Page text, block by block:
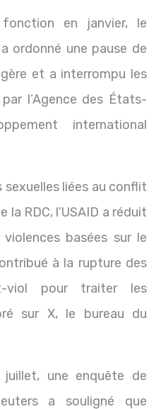
en janvier, le
ordonné une pause de
et a interrompu les
l’Agence des États-
international
sexuelles liées au conflit
la RDC, l’USAID a réduit
basées sur le
à la rupture des
viol pour traiter les
sur X, le bureau du
une enquête de
a souligné que